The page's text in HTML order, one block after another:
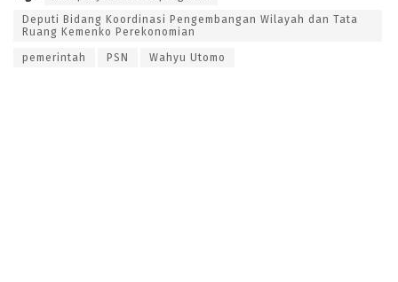
Deputi Bidang Koordinasi Pengembangan Wilayah dan Tata
Ruang Kemenko Perekonomian
pemerintah PSN Wahyu Utomo